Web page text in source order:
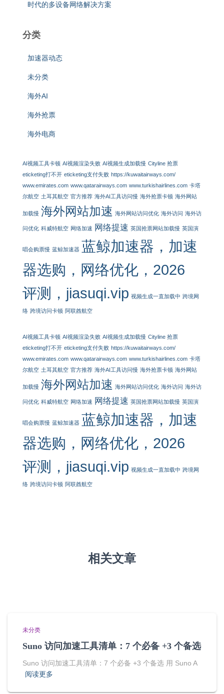
时代的多设备网络解决方案
分类
加速器动态
未分类
海外AI
海外抢票
海外电商
AI视频工具卡顿 AI视频渲染失败 AI视频生成加载慢 Cityline 抢票
eticketing打不开 eticketing支付失败 https://kuwaitairways.com/
www.emirates.com www.qatarairways.com www.turkishairlines.com 卡塔
尔航空 土耳其航空 官方推荐 海外AI工具访问慢 海外抢票卡顿 海外网站
加载慢 海外网站加速 海外网站访问优化 海外访问 海外访
问优化 科威特航空 网络加速 网络提速 英国抢票网站加载慢 英国演
唱会购票慢 蓝鲸加速器 蓝鲸加速器，加速
器选购，网络优化，2026
评测，jiasuqi.vip 视频生成一直加载中 跨境网
络 跨境访问卡顿 阿联酋航空
AI视频工具卡顿 AI视频渲染失败 AI视频生成加载慢 Cityline 抢票
eticketing打不开 eticketing支付失败 https://kuwaitairways.com/
www.emirates.com www.qatarairways.com www.turkishairlines.com 卡塔
尔航空 土耳其航空 官方推荐 海外AI工具访问慢 海外抢票卡顿 海外网站
加载慢 海外网站加速 海外网站访问优化 海外访问 海外访
问优化 科威特航空 网络加速 网络提速 英国抢票网站加载慢 英国演
唱会购票慢 蓝鲸加速器 蓝鲸加速器，加速
器选购，网络优化，2026
评测，jiasuqi.vip 视频生成一直加载中 跨境网
络 跨境访问卡顿 阿联酋航空
相关文章
未分类
Suno 访问加速工具清单：7 个必备 +3 个备选
Suno 访问加速工具清单：7 个必备 +3 个备选 用 Suno A
阅读更多